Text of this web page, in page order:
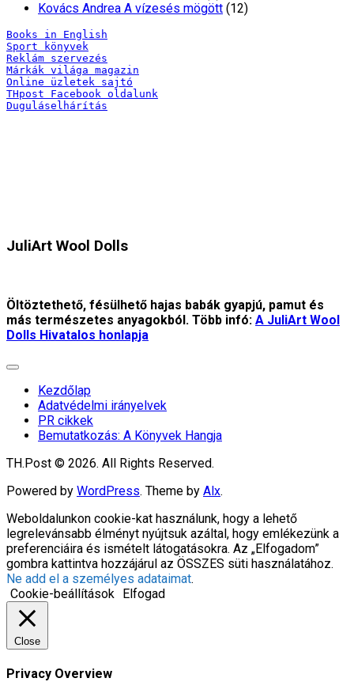
Kovács Andrea A vízesés mögött (12)
Books in English
Sport könyvek
Reklám szervezés
Márkák világa magazin
Online üzletek sajtó
THpost Facebook oldalunk
Duguláselhárítás
JuliArt Wool Dolls
Öltöztethető, fésülhető hajas babák gyapjú, pamut és
más természetes anyagokból. Több infó: A JuliArt Wool
Dolls Hivatalos honlapja
Expand
Kezdőlap
Adatvédelmi irányelvek
PR cikkek
Bemutatkozás: A Könyvek Hangja
TH.Post © 2026. All Rights Reserved.
Powered by WordPress. Theme by Alx.
Weboldalunkon cookie-kat használunk, hogy a lehető
legrelevánsabb élményt nyújtsuk azáltal, hogy emlékezünk a
preferenciáira és ismételt látogatásokra. Az „Elfogadom”
gombra kattintva hozzájárul az ÖSSZES süti használatához.
Ne add el a személyes adataimat.
Cookie-beállítások
Elfogad
Close
Privacy Overview